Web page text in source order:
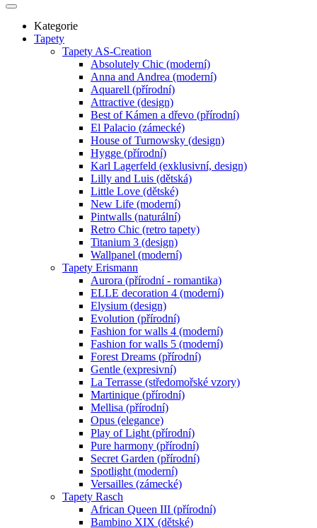
Kategorie
Tapety
Tapety AS-Creation
Absolutely Chic (moderní)
Anna and Andrea (moderní)
Aquarell (přírodní)
Attractive (design)
Best of Kámen a dřevo (přírodní)
El Palacio (zámecké)
House of Turnowsky (design)
Hygge (přírodní)
Karl Lagerfeld (exklusivní, design)
Lilly and Luis (dětská)
Little Love (dětské)
New Life (moderní)
Pintwalls (naturální)
Retro Chic (retro tapety)
Titanium 3 (design)
Wallpanel (moderní)
Tapety Erismann
Aurora (přírodní - romantika)
ELLE decoration 4 (moderní)
Elysium (design)
Evolution (přírodní)
Fashion for walls 4 (moderní)
Fashion for walls 5 (moderní)
Forest Dreams (přírodní)
Gentle (expresivní)
La Terrasse (středomořské vzory)
Martinique (přírodní)
Mellisa (přírodní)
Opus (elegance)
Play of Light (přírodní)
Pure harmony (přírodní)
Secret Garden (přírodní)
Spotlight (moderní)
Versailles (zámecké)
Tapety Rasch
African Queen III (přírodní)
Bambino XIX (dětské)